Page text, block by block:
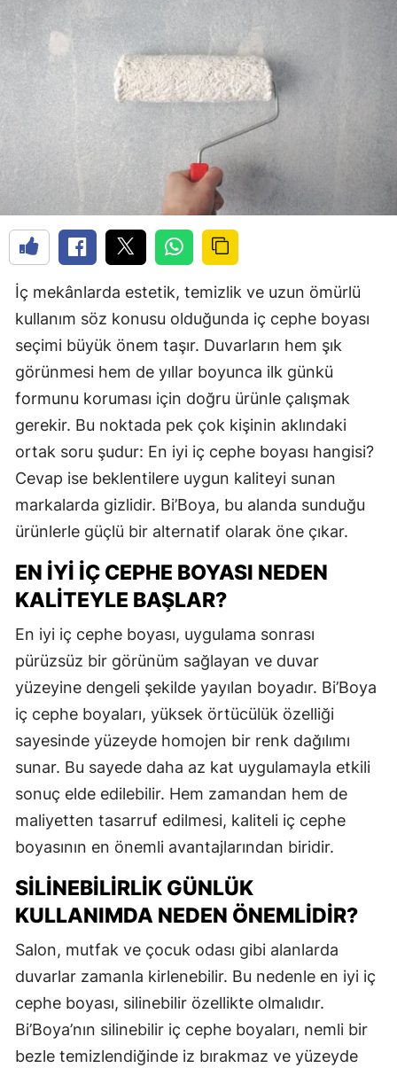
İç mekânlarda estetik, temizlik ve uzun ömürlü
kullanım söz konusu olduğunda iç cephe boyası
seçimi büyük önem taşır. Duvarların hem şık
görünmesi hem de yıllar boyunca ilk günkü
formunu koruması için doğru ürünle çalışmak
gerekir. Bu noktada pek çok kişinin aklındaki
ortak soru şudur: En iyi iç cephe boyası hangisi?
Cevap ise beklentilere uygun kaliteyi sunan
markalarda gizlidir. Bi’Boya, bu alanda sunduğu
ürünlerle güçlü bir alternatif olarak öne çıkar.
EN İYI İÇ CEPHE BOYASI NEDEN
KALITEYLE BAŞLAR?
En iyi iç cephe boyası, uygulama sonrası
pürüzsüz bir görünüm sağlayan ve duvar
yüzeyine dengeli şekilde yayılan boyadır. Bi’Boya
iç cephe boyaları, yüksek örtücülük özelliği
sayesinde yüzeyde homojen bir renk dağılımı
sunar. Bu sayede daha az kat uygulamayla etkili
sonuç elde edilebilir. Hem zamandan hem de
maliyetten tasarruf edilmesi, kaliteli iç cephe
boyasının en önemli avantajlarından biridir.
SILINEBILIRLIK GÜNLÜK
KULLANIMDA NEDEN ÖNEMLIDIR?
Salon, mutfak ve çocuk odası gibi alanlarda
duvarlar zamanla kirlenebilir. Bu nedenle en iyi iç
cephe boyası, silinebilir özellikte olmalıdır.
Bi’Boya’nın silinebilir iç cephe boyaları, nemli bir
bezle temizlendiğinde iz bırakmaz ve yüzeyde